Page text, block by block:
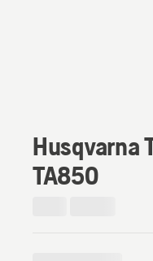
Husqvarna
TA850